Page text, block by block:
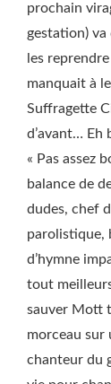
prochain
gestation)
les
manquait à
Suffragette
d’avant… Eh
« Pas assez
balance de
dudes, chef
parolistique,
d’hymne
tout
sauver Mott
morceau sur
chanteur du